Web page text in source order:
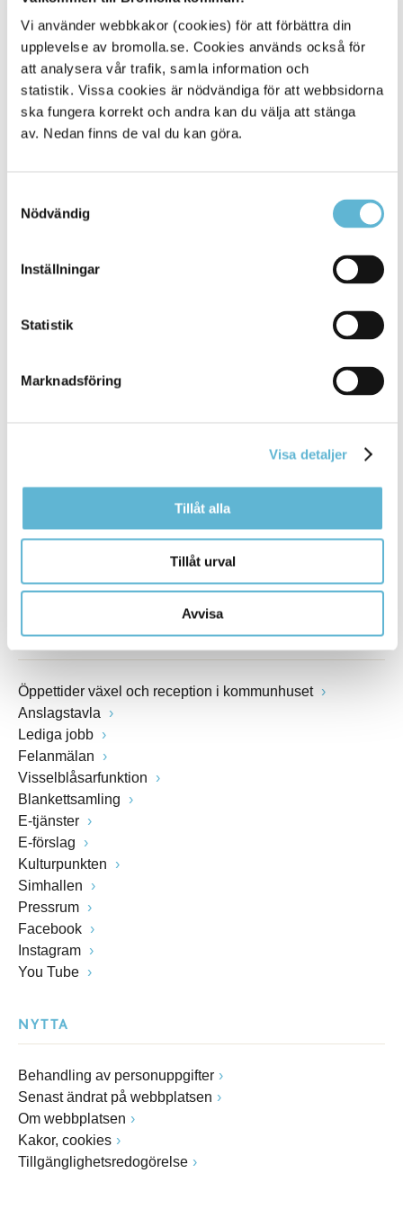
Vi använder webbkakor (cookies) för att förbättra din
upplevelse av bromolla.se. Cookies används också för
att analysera vår trafik, samla information och
statistik. Vissa cookies är nödvändiga för att webbsidorna
ska fungera korrekt och andra kan du välja att stänga
av. Nedan finns de val du kan göra.
Nödvändig
Inställningar
Statistik
Marknadsföring
Visa detaljer
Tillåt alla
Tillåt urval
Avvisa
Tipsa och dela sidan
Kommentera
Skriv ut
Kommunhuset, Storgatan 48
Växel: 0456-82 20 00
Org.nr: 212000-0894
SNABBVAL
Öppettider växel och reception i kommunhuset
Anslagstavla
Lediga jobb
Felanmälan
Visselblåsarfunktion
Blankettsamling
E-tjänster
E-förslag
Kulturpunkten
Simhallen
Pressrum
Facebook
Instagram
You Tube
NYTTA
Behandling av personuppgifter
Senast ändrat på webbplatsen
Om webbplatsen
Kakor, cookies
Tillgänglighetsredogörelse